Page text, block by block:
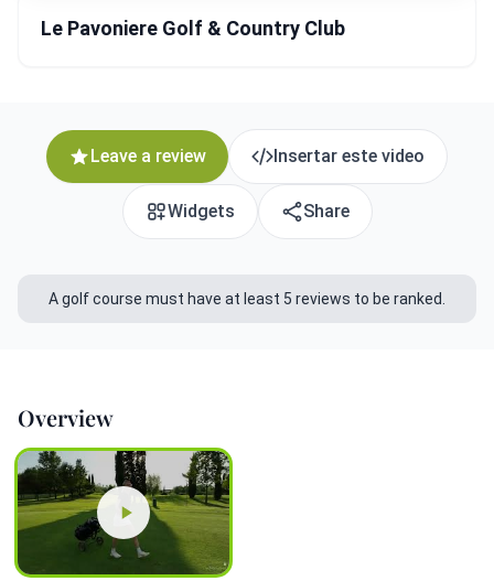
Le Pavoniere Golf & Country Club
Leave a review Insertar este video
Widgets Share
A golf course must have at least 5 reviews to be ranked.
Overview